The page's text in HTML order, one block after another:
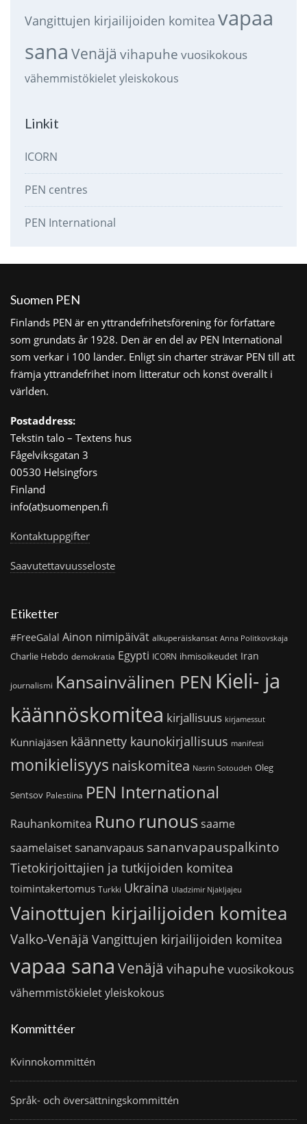
Vangittujen kirjailijoiden komitea vapaa
sana Venäjä vihapuhe vuosikokous
vähemmistökieletyleiskokous
Linkit
ICORN
PEN centres
PEN International
Suomen PEN
Finlands PEN är en yttrandefrihetsförening för författare
som grundats år 1928. Den är en del av PEN International
som verkar i 100 länder. Enligt sin charter strävar PEN till att
främja yttrandefrihet inom litteratur och konst överallt i
världen.
Postaddress:
Tekstin talo – Textens hus
Fågelviksgatan 3
00530 Helsingfors
Finland
info(at)suomenpen.fi
Kontaktuppgifter
Saavutettavuusseloste
Etiketter
#FreeGalal Ainon nimipäivät alkuperäiskansat Anna Politkovskaja
Charlie Hebdo demokratia Egypti ICORN ihmisoikeudet Iran
journalismi Kansainvälinen PEN Kieli- ja
käännöskomitea kirjallisuus kirjamessut
Kunniajäsen käännetty kaunokirjallisuus manifesti
monikielisyys naiskomitea Nasrin Sotoudeh Oleg
Sentsov Palestiina PEN International
Rauhankomitea Runo runoussaame
saamelaiset sananvapaus sananvapauspalkinto
Tietokirjoittajien ja tutkijoiden komitea
toimintakertomus Turkki Ukraina Uladzimir Njakljajeu
Vainottujen kirjailijoiden komitea
Valko-Venäjä Vangittujen kirjailijoiden komitea
vapaa sana Venäjä vihapuhe vuosikokous
vähemmistökieletyleiskokous
Kommittéer
Kvinnokommittén
Språk- och översättningskommittén